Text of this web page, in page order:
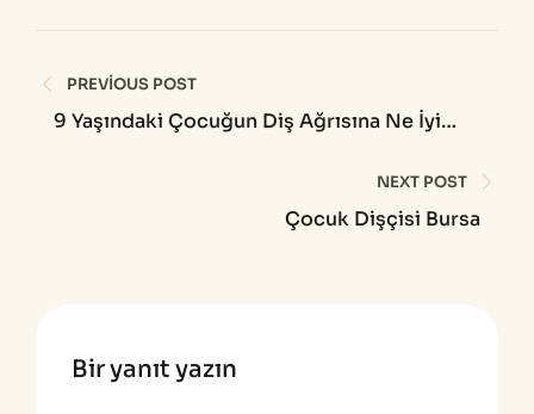
Yazı
gezinmesi
PREVIOUS POST
9 Yaşındaki Çocuğun Diş Ağrısına Ne İyi
NEXT POST
Çocuk Dişçisi Bursa
Bir yanıt yazın